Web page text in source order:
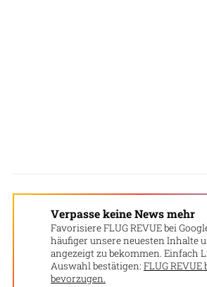
Verpasse keine News mehr
Favorisiere FLUG REVUE bei
häufiger unsere neuesten Inhalte
angezeigt zu bekommen. Einfach
Auswahl bestätigen: FLUG REVUE
bevorzugen.